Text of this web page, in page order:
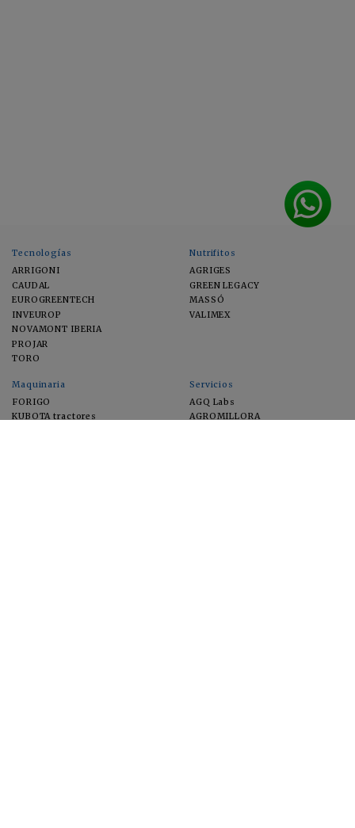
Tecnologías
ARRIGONI
CAUDAL
EUROGREENTECH
INVEUROP
NOVAMONT IBERIA
PROJAR
TORO
Nutrifitos
AGRIGES
GREEN LEGACY
MASSÓ
VALIMEX
Maquinaria
FORIGO
KUBOTA tractores
Servicios
AGQ Labs
AGROMILLORA